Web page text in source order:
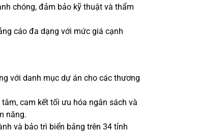
chóng, đảm bảo kỹ thuật và thẩm
cáo đa dạng với mức giá cạnh
với danh mục dự án cho các thương
cam kết tối ưu hóa ngân sách và
năng.
và bảo trì biển bảng trên 34 tỉnh